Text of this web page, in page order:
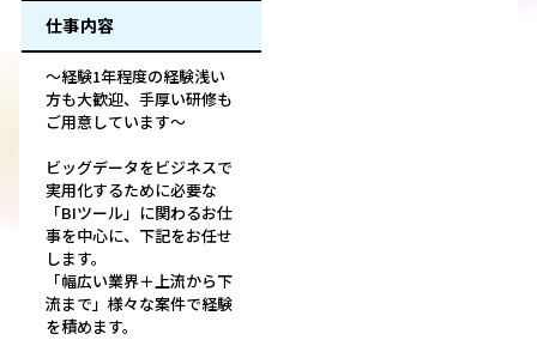
仕事内容
～経験1年程度の経験浅い
方も大歓迎、手厚い研修も
ご用意しています～
ビッグデータをビジネスで
実用化するために必要な
「BIツール」に関わるお仕
事を中心に、下記をお任せ
します。
「幅広い業界＋上流から下
流まで」様々な案件で経験
を積めます。